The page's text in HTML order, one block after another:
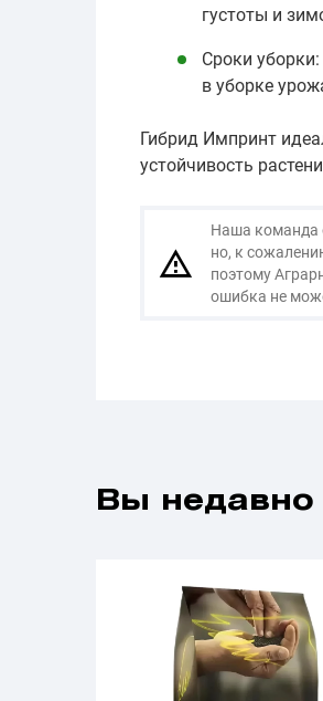
густоты и
Сроки
в уборке
Гибрид Импринт
устойчивость
Наша команда
но, к
поэтому
ошибка не
Вы недавно